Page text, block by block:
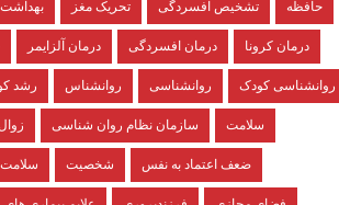
تحریک مغز تشخیص افسردگی حافظه
درمان آلزایمر درمان افسردگی درمان کرونا
رشد روانشناس روانشناسی روانشناسی کودک
سازمان نظام روان شناسی سلامت
شخصیت ضعف اعتماد به نفس